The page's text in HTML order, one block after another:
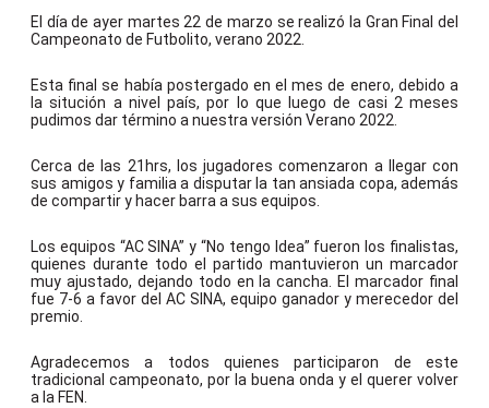
El día de ayer martes 22 de marzo se realizó la Gran Final del
Campeonato de Futbolito, verano 2022.
Esta final se había postergado en el mes de enero, debido a
la situción a nivel país, por lo que luego de casi 2 meses
pudimos dar término a nuestra versión Verano 2022.
Cerca de las 21hrs, los jugadores comenzaron a llegar con
sus amigos y familia a disputar la tan ansiada copa, además
de compartir y hacer barra a sus equipos.
Los equipos “AC SINA” y “No tengo Idea” fueron los finalistas,
quienes durante todo el partido mantuvieron un marcador
muy ajustado, dejando todo en la cancha. El marcador final
fue 7-6 a favor del AC SINA, equipo ganador y merecedor del
premio.
Agradecemos a todos quienes participaron de este
tradicional campeonato, por la buena onda y el querer volver
a la FEN.